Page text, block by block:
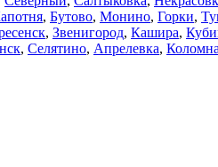
, Бутово, Монино, Горки,
, Звенигород, Кашира,
, Селятино, Апрелевка, Коломна